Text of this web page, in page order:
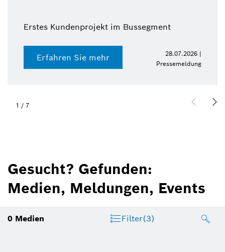
Erstes Kundenprojekt im Bussegment
Erfahren Sie mehr
28.07.2026 |
Pressemeldung
1 / 7
Gesucht? Gefunden:
Medien, Meldungen, Events
0 Medien Filter(3)